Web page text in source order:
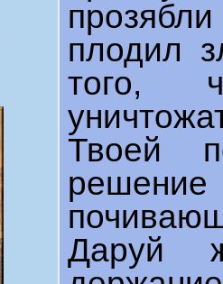
плодил
того,
Твоей
Даруй